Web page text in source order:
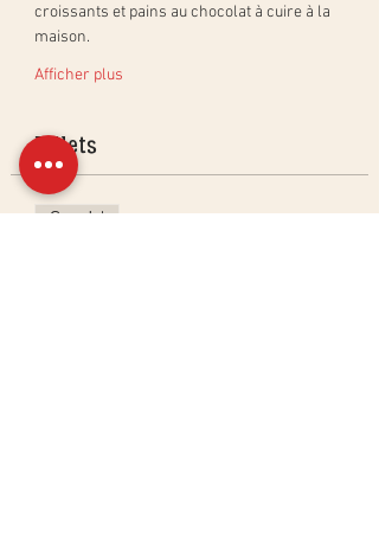
croissants et pains au chocolat à cuire à la
maison.
Afficher plus
Billets
Complet